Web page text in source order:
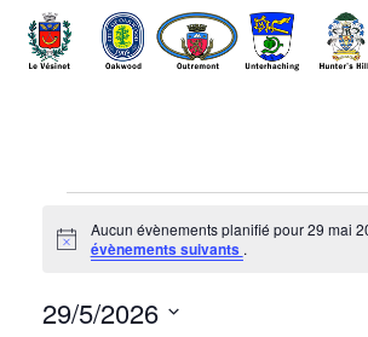
Évènements
for
29
Notice
Aucun évènements planifié pour 29 mai
évènements suivants .
29/5/2026